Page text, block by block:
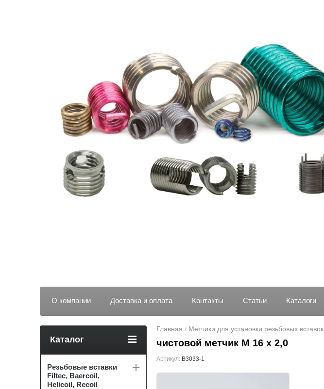
О компании Доставка и оплата Контакты Статьи Каталоги
Главная / Метчики для установки резьбовых вставок
чистовой метчик M 16 x 2,0
Артикул: B3033-1
Каталог
Резьбовые вставки
Filtec, Baercoil,
Helicoil, Recoil